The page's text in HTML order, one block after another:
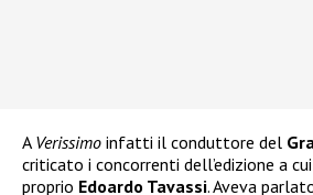
A Verissimo infatti il conduttore del
criticato i concorrenti dell’edizione a
proprio Edoardo Tavassi. Aveva